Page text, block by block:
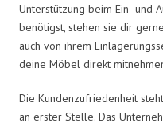
Unterstützung beim Ein- und
benötigst, stehen sie dir
auch von ihrem
deine Möbel direkt
Die Kundenzufriedenheit
an erster Stelle. Das